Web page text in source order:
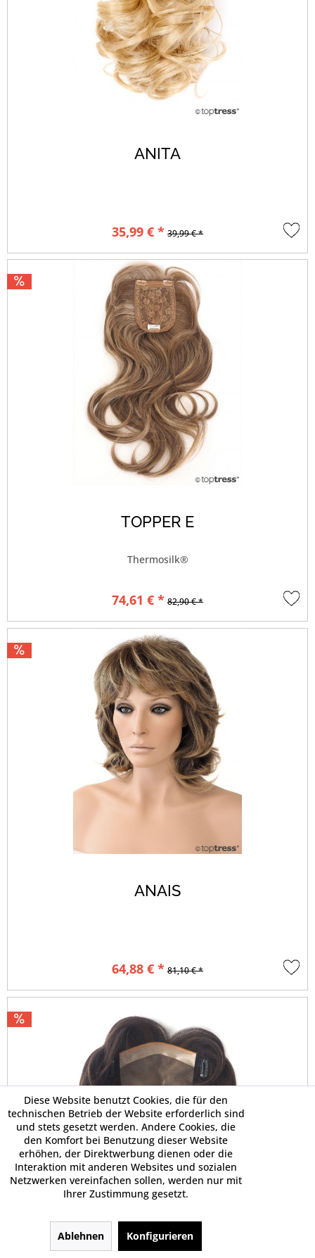
ANITA
35,99 € * 39,99 € *
TOPPER E
Thermosilk®
74,61 € * 82,90 € *
ANAIS
64,88 € * 81,10 € *
Diese Website benutzt Cookies, die für den
technischen Betrieb der Website erforderlich sind
und stets gesetzt werden. Andere Cookies, die
den Komfort bei Benutzung dieser Website
erhöhen, der Direktwerbung dienen oder die
Interaktion mit anderen Websites und sozialen
Netzwerken vereinfachen sollen, werden nur mit
Ihrer Zustimmung gesetzt.
Ablehnen Konfigurieren